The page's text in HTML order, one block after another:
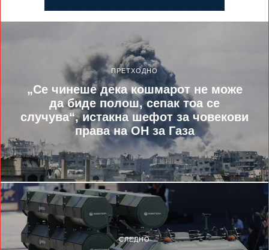
ПРЕТХОДНО
„Се чинеше дека кошмарот не може
да биде полош, сепак тоа се
случува“, истакна шефот за човекови
права на ОН за Газа
СЛЕДНО